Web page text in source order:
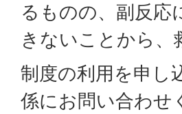
るものの、副反応
きないことから、
制度の利用を申し
係にお問い合わせ